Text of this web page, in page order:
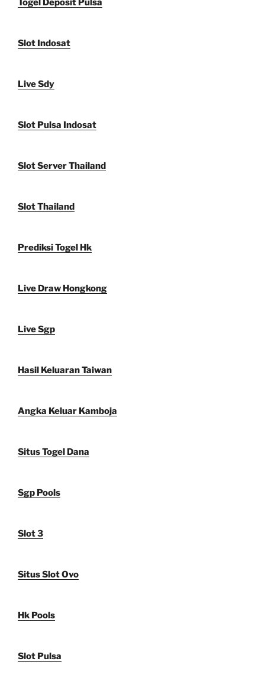
Togel Deposit Pulsa
Slot Indosat
Live Sdy
Slot Pulsa Indosat
Slot Server Thailand
Slot Thailand
Prediksi Togel Hk
Live Draw Hongkong
Live Sgp
Hasil Keluaran Taiwan
Angka Keluar Kamboja
Situs Togel Dana
Sgp Pools
Slot 3
Situs Slot Ovo
Hk Pools
Slot Pulsa